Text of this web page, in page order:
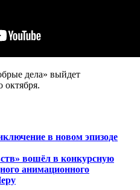
дела» выйдет
октября.
в новом эпизоде
вошёл в конкурсную
анимационного